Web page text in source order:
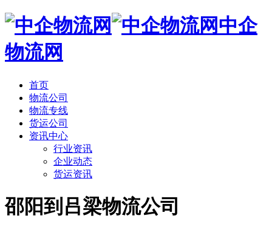
中企
物流网
首页
物流公司
物流专线
货运公司
资讯中心
行业资讯
企业动态
货运资讯
邵阳到吕梁物流公司